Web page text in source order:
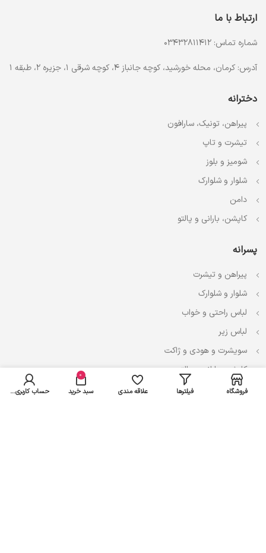
ارتباط با ما
شماره تماس: 03432811412
آدرس: کرمان، محله خورشید، کوچه جانباز 4، کوچه شرقی 1، جزیره 2، طبقه 1
دخترانه
پیراهن، تونیک، سارافون
تیشرت و تاپ
شومیز و بلوز
شلوار و شلوارک
دامن
کاپشن، بارانی و پالتو
پسرانه
پیراهن و تیشرت
شلوار و شلوارک
لباس راحتی و خواب
لباس زیر
سویشرت و هودی و ژاکت
کاپشن، بارانی و پالتو
فروشگاه فیلترها علاقه مندی
0
سبد خرید حساب کاربری من